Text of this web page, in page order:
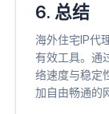
6. 总结
海外住宅IP代
有效工具。通
络速度与稳定
加自由畅通的